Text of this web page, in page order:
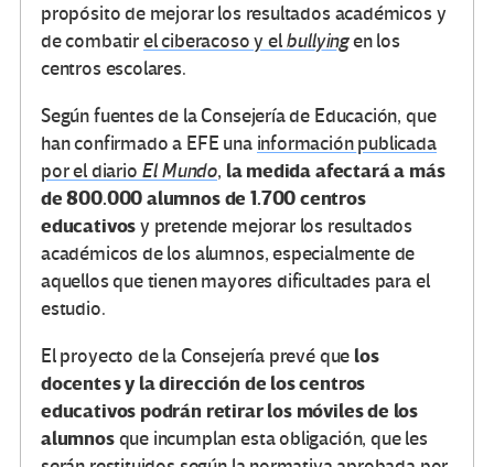
propósito de mejorar los resultados académicos y
de combatirel ciberacoso y elbullyingen los
centros escolares.
Según fuentes de la Consejería de Educación, que
han confirmado a EFE una información publicada
por el diario El Mundo, la medida afectará a más
de 800.000 alumnos de 1.700 centros
educativosy pretende mejorar los resultados
académicos de los alumnos, especialmente de
aquellos que tienen mayores dificultades para el
estudio.
El proyecto de la Consejería prevé que los
docentes y la dirección de los centros
educativos podrán retirar los móviles de los
alumnosque incumplan esta obligación, que les